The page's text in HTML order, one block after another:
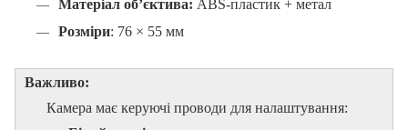
Матеріал об’єктива: ABS-пластик + метал
Розміри: 76 × 55 мм
Важливо:
Камера має керуючі проводи для налаштування: